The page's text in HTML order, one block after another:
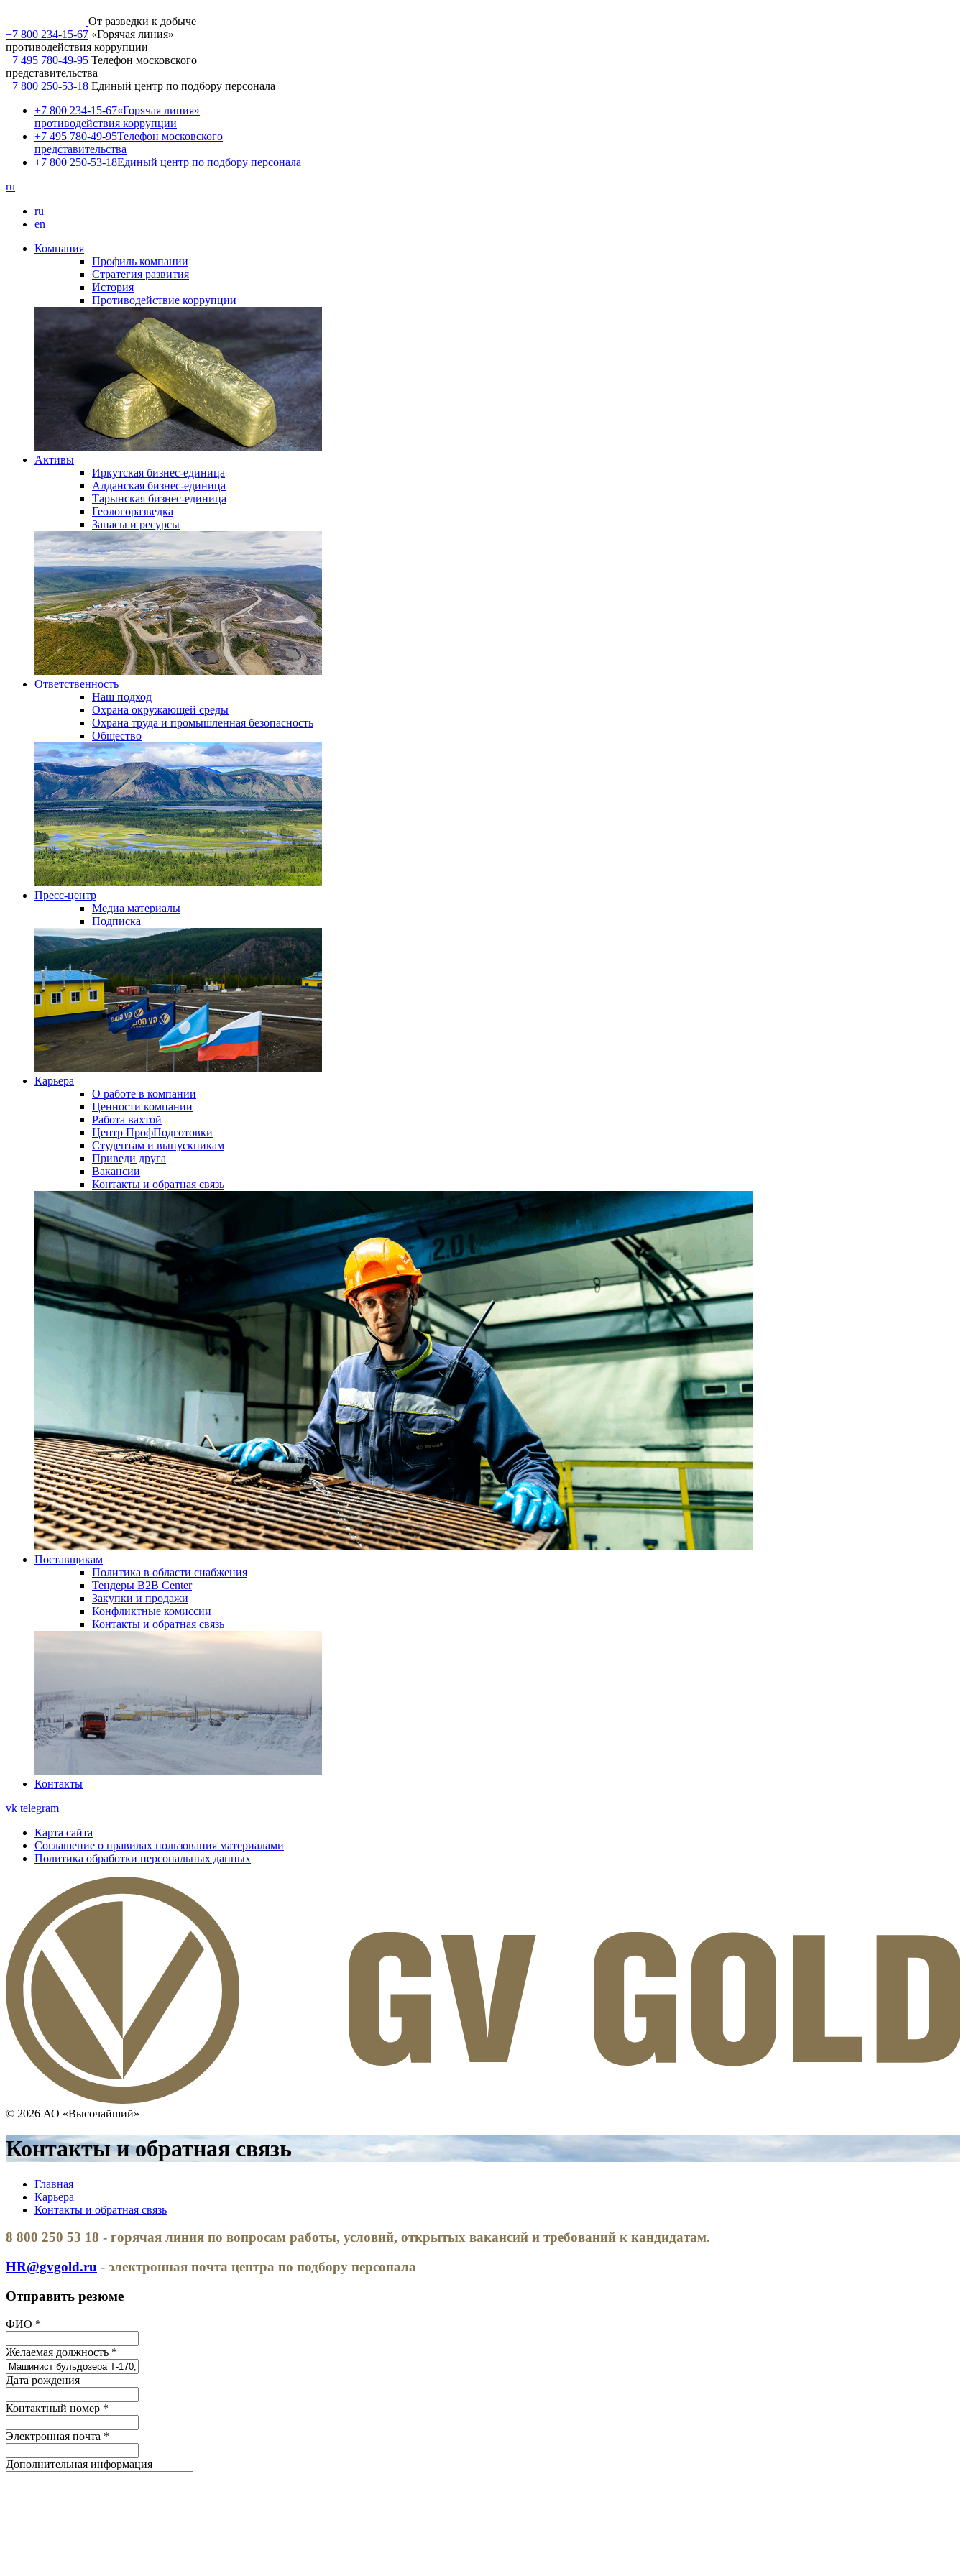
От разведки к добыче
+7 800 234-15-67 «Горячая линия»
противодействия коррупции
+7 495 780-49-95 Телефон московского
представительства
+7 800 250-53-18 Единый центр по подбору персонала
+7 800 234-15-67«Горячая линия»
противодействия коррупции
+7 495 780-49-95Телефон московского
представительства
+7 800 250-53-18Единый центр по подбору персонала
ru
ru
en
Компания
Профиль компании
Стратегия развития
История
Противодействие коррупции
Активы
Иркутская бизнес-единица
Алданская бизнес-единица
Тарынская бизнес-единица
Геологоразведка
Запасы и ресурсы
Ответственность
Наш подход
Охрана окружающей среды
Охрана труда и промышленная безопасность
Общество
Пресс-центр
Медиа материалы
Подписка
Карьера
О работе в компании
Ценности компании
Работа вахтой
Центр ПрофПодготовки
Студентам и выпускникам
Приведи друга
Вакансии
Контакты и обратная связь
Поставщикам
Политика в области снабжения
Тендеры B2B Center
Закупки и продажи
Конфликтные комиссии
Контакты и обратная связь
Контакты
vk telegram
Карта сайта
Соглашение о правилах пользования материалами
Политика обработки персональных данных
© 2026 АО «Высочайший»
Контакты и обратная связь
Главная
Карьера
Контакты и обратная связь
8 800 250 53 18 - горячая линия по вопросам работы, условий, открытых вакансий и требований к кандидатам.
HR@gvgold.ru - электронная почта центра по подбору персонала
Отправить резюме
ФИО *
Желаемая должность *
Дата рождения
Контактный номер *
Электронная почта *
Дополнительная информация